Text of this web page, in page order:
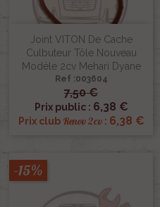
Joint VITON De Cache
Culbuteur Tôle Nouveau
Modèle 2cv Mehari Dyane
Ref :003604
7,50 €
Prix public : 6,38 €
Prix club Renov 2cv: 6,38 €
-15%